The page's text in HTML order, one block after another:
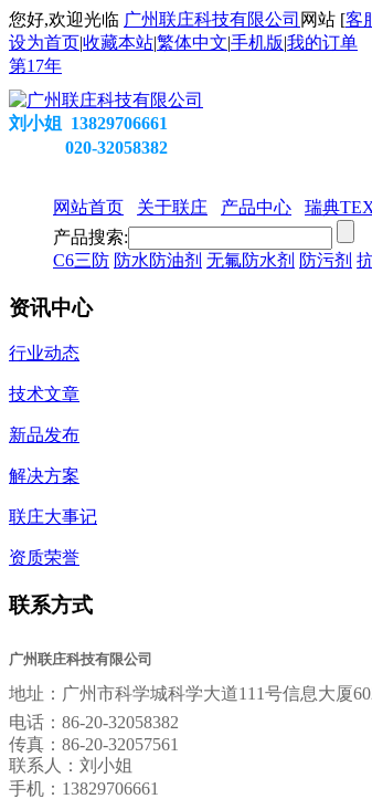
您好,欢迎光临 广州联庄科技有限公司 网站 [客
设为首页|收藏本站|繁体中文|手机版|我的订单
第17年
刘小姐 13829706661
020-32058382
网站首页 关于联庄 产品中心 瑞典
产品搜索:
C6三防 防水防油剂 无氟防水剂 防污剂
资讯中心
行业动态
技术文章
新品发布
解决方案
联庄大事记
资质荣誉
联系方式
广州联庄科技有限公司
地址： 广州市科学城科学大道111号信息大厦
电话： 86-20-32058382
传真： 86-20-32057561
联系人：刘小姐
手机：13829706661